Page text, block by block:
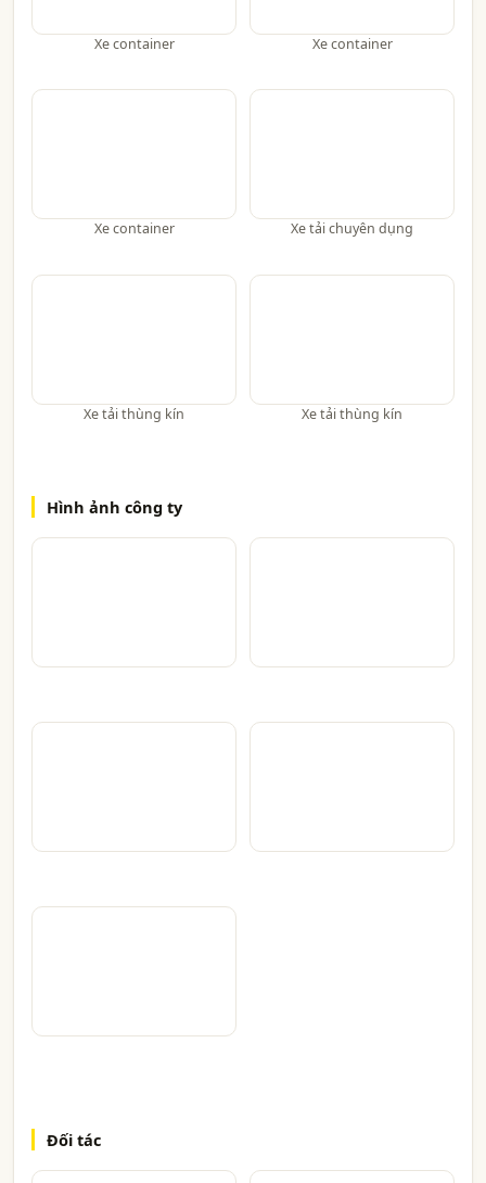
Xe container Xe container
Xe container Xe tải chuyên dụng
Xe tải thùng kín Xe tải thùng kín
Hình ảnh công ty
Đối tác